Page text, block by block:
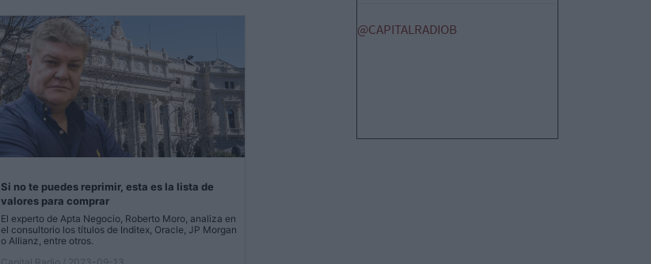
Si no te puedes reprimir, esta es la lista de
valores para comprar
El experto de Apta Negocio, Roberto Moro, analiza en
el consultorio los títulos de Inditex, Oracle, JP Morgan
o Allianz, entre otros.
@CAPITALRADIOB